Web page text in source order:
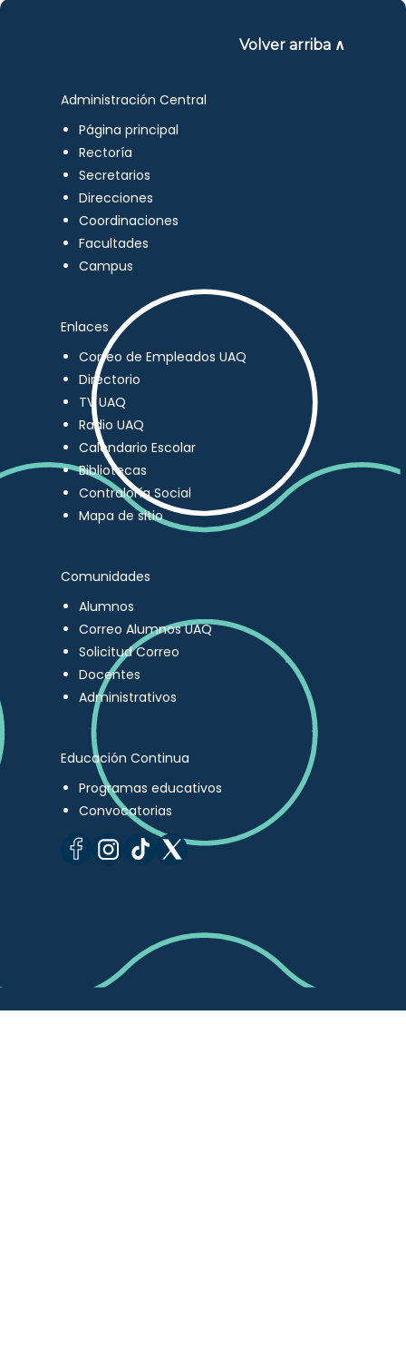
Volver arriba ∧
Administración Central
Página principal
Rectoría
Secretarios
Direcciones
Coordinaciones
Facultades
Campus
Enlaces
Correo de Empleados UAQ
Directorio
TV UAQ
Radio UAQ
Calendario Escolar
Bibliotecas
Contraloría Social
Mapa de sitio
Comunidades
Alumnos
Correo Alumnos UAQ
Solicitud Correo
Docentes
Administrativos
Educación Continua
Programas educativos
Convocatorias